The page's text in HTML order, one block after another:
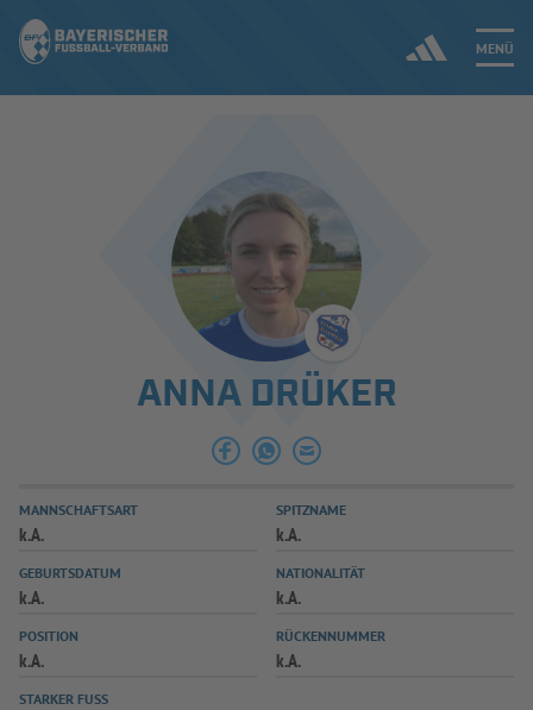
MENÜ
ERGEBNISSE & WETTBEWERBE
SPIELBETRIEB & VERBANDSLEBEN
AUSBILDUNG & FÖRDERUNG
SPIELPLUS
ANNA DRÜKER
MANNSCHAFTSART
k.A.
SPITZNAME
k.A.
GEBURTSDATUM
k.A.
NATIONALITÄT
k.A.
POSITION
k.A.
RÜCKENNUMMER
k.A.
STARKER FUSS